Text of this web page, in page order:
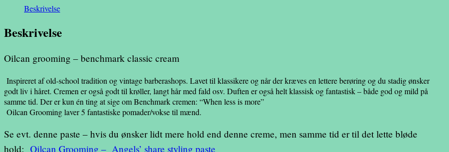
Beskrivelse
Beskrivelse
Oilcan grooming – benchmark classic cream
Inspireret af old-school tradition og vintage barberashops. Lavet til klassikere og når der kræves en lettere berøring og du stadig ønsker
godt liv i håret. Cremen er også godt til krøller, langt hår med fald osv. Duften er også helt klassisk og fantastisk – både god og mild på
samme tid. Der er kun én ting at sige om Benchmark cremen: “When less is more”
Oilcan Grooming laver 5 fantastiske pomader/vokse til mænd.
Se evt. denne paste – hvis du ønsker lidt mere hold end denne creme, men samme tid er til det lette bløde
hold: Oilcan Grooming – Angels’ share styling paste